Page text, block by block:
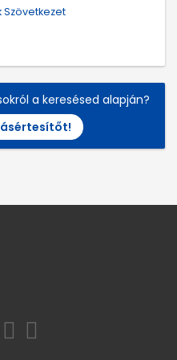
Szövetkezet
a keresésed alapján?